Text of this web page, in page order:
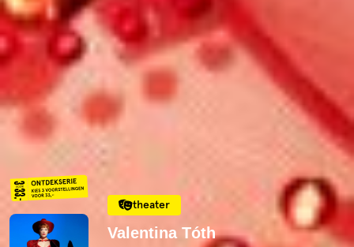
theater
Valentina Tóth